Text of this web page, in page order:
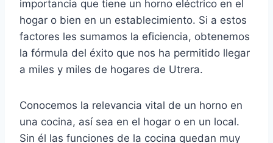
importancia que tiene un horno eléctrico en el
hogar o bien en un establecimiento. Si a estos
factores les sumamos la eficiencia, obtenemos
la fórmula del éxito que nos ha permitido llegar
a miles y miles de hogares de Utrera.
Conocemos la relevancia vital de un horno en
una cocina, así sea en el hogar o en un local.
Sin él las funciones de la cocina quedan muy